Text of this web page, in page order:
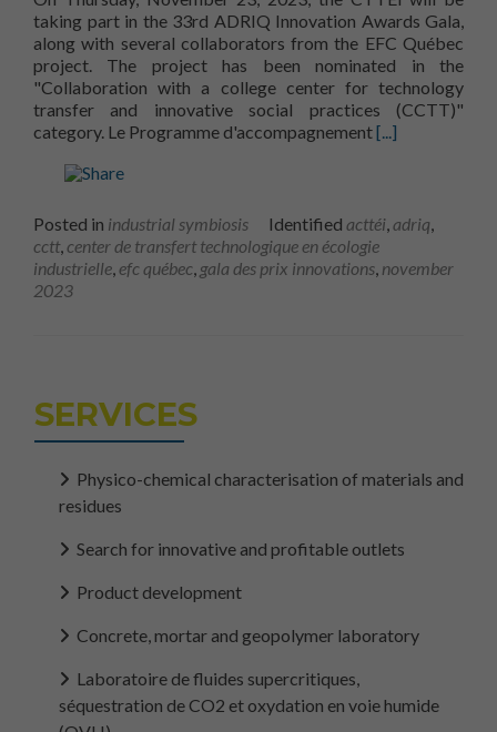
taking part in the 33rd ADRIQ Innovation Awards Gala,
along with several collaborators from the EFC Québec
project. The project has been nominated in the
"Collaboration with a college center for technology
transfer and innovative social practices (CCTT)"
category. Le Programme d'accompagnementLearn more
[...]
Posted in industrial symbiosis Identified acttéi,adriq,
cctt,center de transfert technologique en écologie
industrielle,efc québec, gala des prix innovations, november
2023
SERVICES
Physico-chemical characterisation of materials and
residues
Search for innovative and profitable outlets
Product development
Concrete, mortar and geopolymer laboratory
Laboratoire de fluides supercritiques,
séquestration de CO2 et oxydation en voie humide